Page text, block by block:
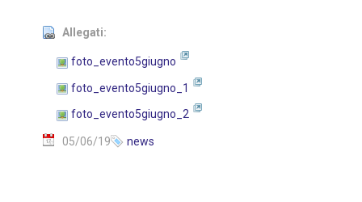
Allegati:
foto_evento5giugno
foto_evento5giugno_1
foto_evento5giugno_2
05/06/19 news